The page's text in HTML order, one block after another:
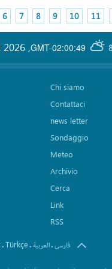
6 7 8 9 10 11
GMT-02:00:49
2026 ,
Chi siamo
Contattaci
news letter
Sondaggio
Meteo
Archivio
Cerca
Link
RSS
.Türkçe. العربیة.فارسی